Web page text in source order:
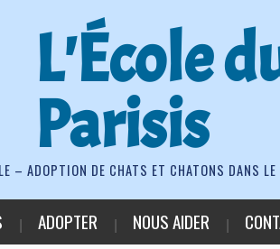
L'École
Parisis
– ADOPTION DE CHATS ET CHATONS DANS LE
ADOPTER NOUS AIDER